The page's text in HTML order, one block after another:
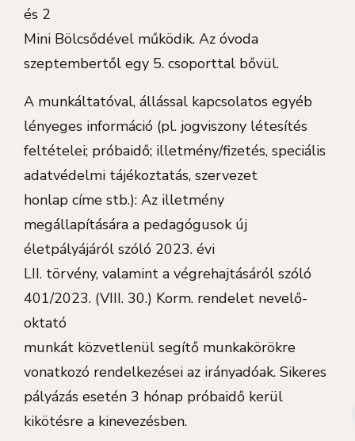
és 2
Mini Bölcsődével működik. Az óvoda
szeptembertől egy 5. csoporttal bővül.
A munkáltatóval, állással kapcsolatos egyéb
lényeges információ (pl. jogviszony létesítés
feltételei; próbaidő; illetmény/fizetés, speciális
adatvédelmi tájékoztatás, szervezet
honlap címe stb.): Az illetmény
megállapítására a pedagógusok új
életpályájáról szóló 2023. évi
LII. törvény, valamint a végrehajtásáról szóló
401/2023. (VIII. 30.) Korm. rendelet nevelő-
oktató
munkát közvetlenül segítő munkakörökre
vonatkozó rendelkezései az irányadóak. Sikeres
pályázás esetén 3 hónap próbaidő kerül
kikötésre a kinevezésben.